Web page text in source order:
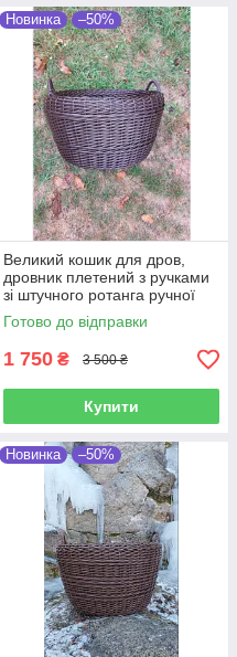
Новинка –50%
Великий кошик для дров,
дровник плетений з ручками
зі штучного ротанга ручної
роботи 45 л
Готово до відправки
1 750 ₴ 3 500 ₴
Купити
Новинка –50%